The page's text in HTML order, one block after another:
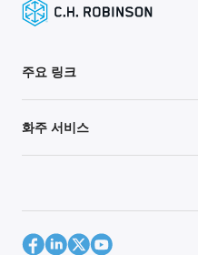
주요 링크
화주 서비스